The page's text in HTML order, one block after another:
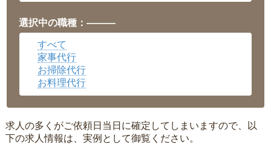
岡山県▼
広島県▼
沖縄県
選択中の職種：———
すべて
家事代行
お掃除代行
お料理代行
求人の多くがご依頼日当日に確定してしまいますので、以
下の求人情報は、実例として御覧ください。